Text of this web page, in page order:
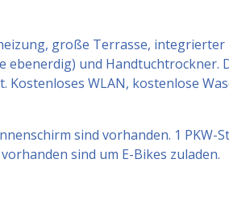
große Terrasse, integrierter
ebenerdig) und Handtuchtrockner.
WLAN, kostenlose
sind vorhanden. 1 PKW-
sind um E-Bikes zuladen.